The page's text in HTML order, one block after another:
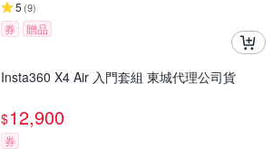
5 (9)
券 贈品
Insta360 X4 Air 入門套組 東城代理公司貨
$12,900
券